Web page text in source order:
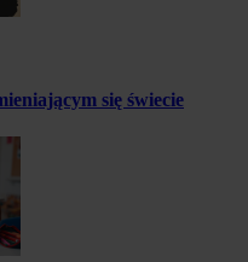
się świecie